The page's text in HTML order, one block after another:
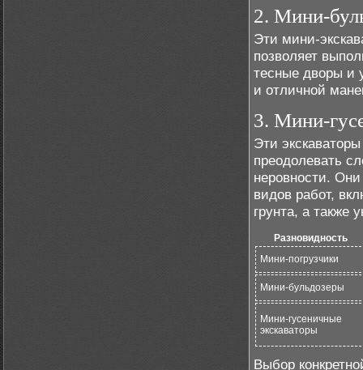
2. Мини-
Эти мини-
позволяет
тесные дворы и
и отличной
3. Мини-
Эти
преодолевать
неровности.
видов работ,
грунта, а также
Разновидность
Мини-погрузчики
Мини-бульдозеры
Мини-гусеничные
экскаваторы
Выбор